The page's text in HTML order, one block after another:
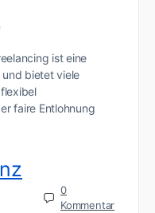
ist eine
und bietet viele
faire Entlohnung
0
Kommentar